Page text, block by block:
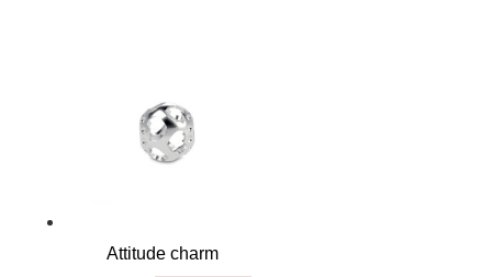
Attitude charm